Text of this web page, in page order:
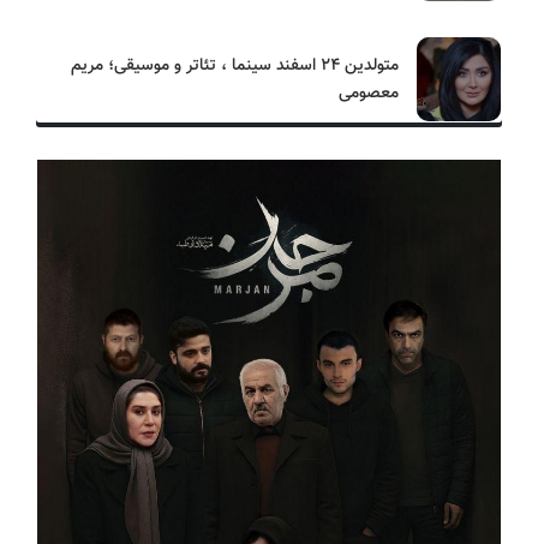
متولدین ۲۴ اسفند سینما ، تئاتر و موسیقی؛ مریم
معصومی